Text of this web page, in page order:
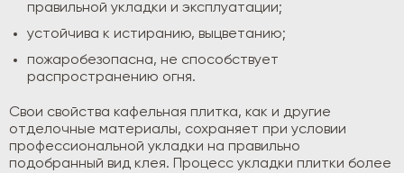
правильной укладки и эксплуатации;
устойчива к истиранию, выцветанию;
пожаробезопасна, не способствует
распространению огня.
Свои свойства кафельная плитка, как и другие
отделочные материалы, сохраняет при условии
профессиональной укладки на правильно
подобранный вид клея. Процесс укладки плитки более